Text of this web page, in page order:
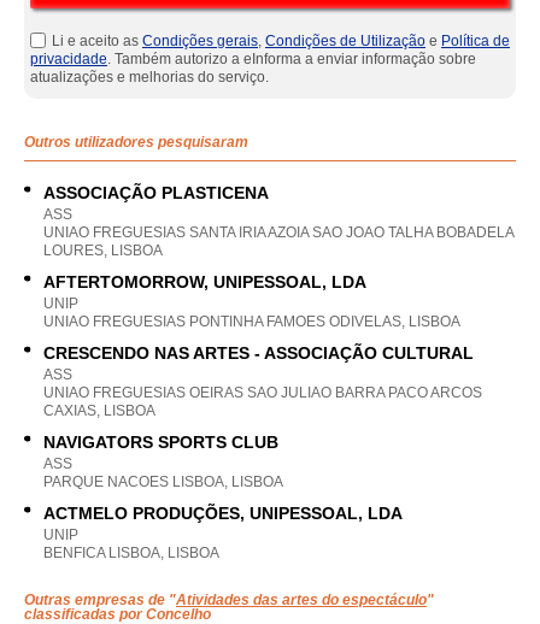
Li e aceito as Condições gerais, Condições de Utilização e Política de
privacidade. Também autorizo a eInforma a enviar informação sobre
atualizações e melhorias do serviço.
Outros utilizadores pesquisaram
ASSOCIAÇÃO PLASTICENA
ASS
UNIAO FREGUESIAS SANTA IRIA AZOIA SAO JOAO TALHA BOBADELA
LOURES, LISBOA
AFTERTOMORROW, UNIPESSOAL, LDA
UNIP
UNIAO FREGUESIAS PONTINHA FAMOES ODIVELAS, LISBOA
CRESCENDO NAS ARTES - ASSOCIAÇÃO CULTURAL
ASS
UNIAO FREGUESIAS OEIRAS SAO JULIAO BARRA PACO ARCOS
CAXIAS, LISBOA
NAVIGATORS SPORTS CLUB
ASS
PARQUE NACOES LISBOA, LISBOA
ACTMELO PRODUÇÕES, UNIPESSOAL, LDA
UNIP
BENFICA LISBOA, LISBOA
Outras empresas de "Atividades das artes do espectáculo"
classificadas por Concelho